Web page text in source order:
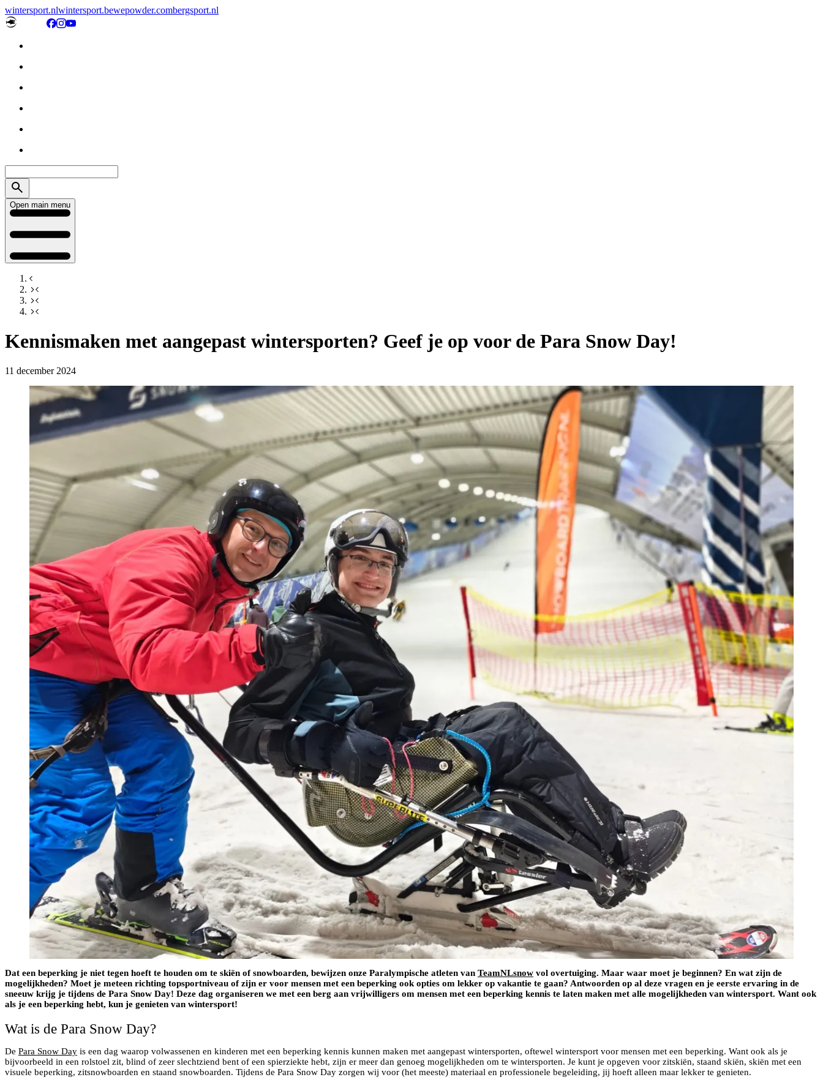
wintersport.nlwintersport.bewepowder.combergsport.nl
Open main menu
Kennismaken met aangepast wintersporten? Geef je op voor de Para Snow Day!
11 december 2024
Dat een beperking je niet tegen hoeft te houden om te skiën of snowboarden, bewijzen onze Paralympische atleten van TeamNLsnow vol overtuiging. Maar waar moet je beginnen? En wat zijn de
mogelijkheden? Moet je meteen richting topsportniveau of zijn er voor mensen met een beperking ook opties om lekker op vakantie te gaan? Antwoorden op al deze vragen en je eerste ervaring in de
sneeuw krijg je tijdens de Para Snow Day! Deze dag organiseren we met een berg aan vrijwilligers om mensen met een beperking kennis te laten maken met alle mogelijkheden van wintersport. Want ook
als je een beperking hebt, kun je genieten van wintersport!
Wat is de Para Snow Day?
De Para Snow Day is een dag waarop volwassenen en kinderen met een beperking kennis kunnen maken met aangepast wintersporten, oftewel wintersport voor mensen met een beperking. Want ook als je
bijvoorbeeld in een rolstoel zit, blind of zeer slechtziend bent of een spierziekte hebt, zijn er meer dan genoeg mogelijkheden om te wintersporten. Je kunt je opgeven voor zitskiën, staand skiën, skiën met een
visuele beperking, zitsnowboarden en staand snowboarden. Tijdens de Para Snow Day zorgen wij voor (het meeste) materiaal en professionele begeleiding, jij hoeft alleen maar lekker te genieten.